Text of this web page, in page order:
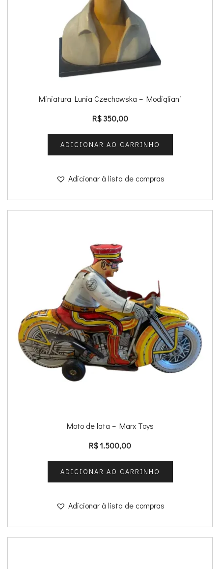
Miniatura Lunia Czechowska – Modigliani
R$350,00
ADICIONAR AO CARRINHO
Adicionar à lista de compras
Moto de lata – Marx Toys
R$1.500,00
ADICIONAR AO CARRINHO
Adicionar à lista de compras